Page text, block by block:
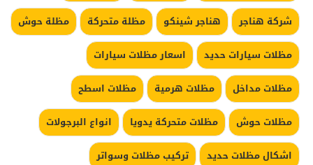
شركة هناجر
هناجر شينكو مظلة متحركة
مظلة حوش
مظلات سيارات حديد
اسعار مظلات سيارات
مظلات مداخل
مظلات هرمية
مظلات اسطح
مظلات حوش
مظلات متحركة يدويا
انواع البرجولات
اشكال مظلات حديد
تركيب مظلات وسواتر